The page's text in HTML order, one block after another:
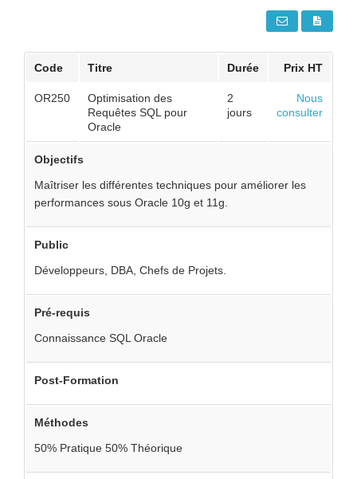
Code Titre Durée Prix HT
OR250
Optimisation des
Requêtes SQL pour
Oracle
2
jours
Nous
consulter
Objectifs
Maîtriser les différentes techniques pour améliorer les
performances sous Oracle 10g et 11g.
Public
Développeurs, DBA, Chefs de Projets.
Pré-requis
Connaissance SQL Oracle
Post-Formation
Méthodes
50% Pratique 50% Théorique